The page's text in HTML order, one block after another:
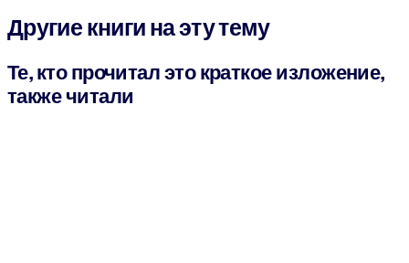
Другие книги на эту тему
Те, кто прочитал это краткое изложение,
также читали